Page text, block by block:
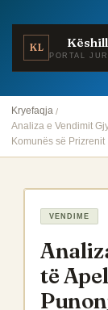
KL
PORTAL
Kryefaqja
Analiza e Vendimit
Komunës së Prizrenit
VENDIME
të